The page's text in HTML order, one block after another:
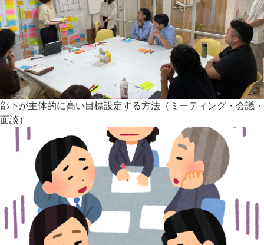
部下が主体的に高い目標設定する方法（ミーティング・会議・
面談）